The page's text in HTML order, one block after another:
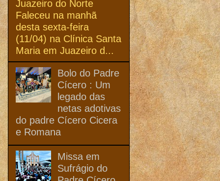
Juazeiro do Norte
Faleceu na manhã
desta sexta-feira
(11/04) na Clínica Santa
Maria em Juazeiro d...
Bolo do Padre
Cícero : Um
legado das
netas adotivas
do padre Cícero Cicera
e Romana
Missa em
Sufrágio do